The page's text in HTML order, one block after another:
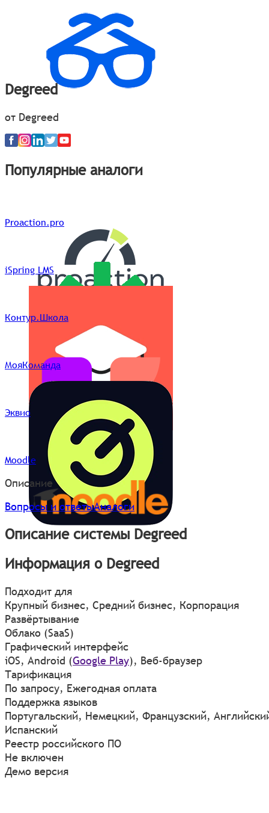
Degreed
от Degreed
Популярные аналоги
Proaction.pro
iSpring LMS
Контур.Школа
МояКоманда
Эквио
Moodle
Описание
Вопросы и ответыАналоги
Описание системы Degreed
Информация о Degreed
Подходит для
Крупный бизнес, Средний бизнес, Корпорация
Развёртывание
Облако (SaaS)
Графический интерфейс
iOS, Android (Google Play), Веб-браузер
Тарификация
По запросу, Ежегодная оплата
Поддержка языков
Португальский, Немецкий, Французский,
Испанский
Реестр российского ПО
Не включен
Демо версия